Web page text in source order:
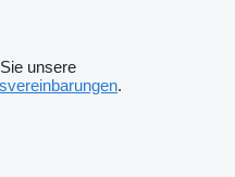
unsere
.